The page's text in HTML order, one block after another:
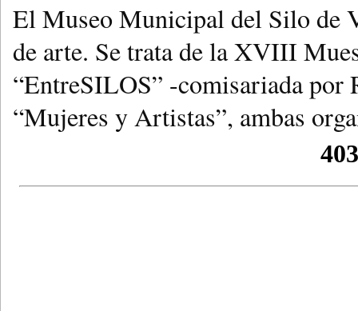
El Museo Municipal del Silo de
de arte. Se trata de la XVIII
“EntreSILOS” -comisariada
“Mujeres y Artistas”, ambas